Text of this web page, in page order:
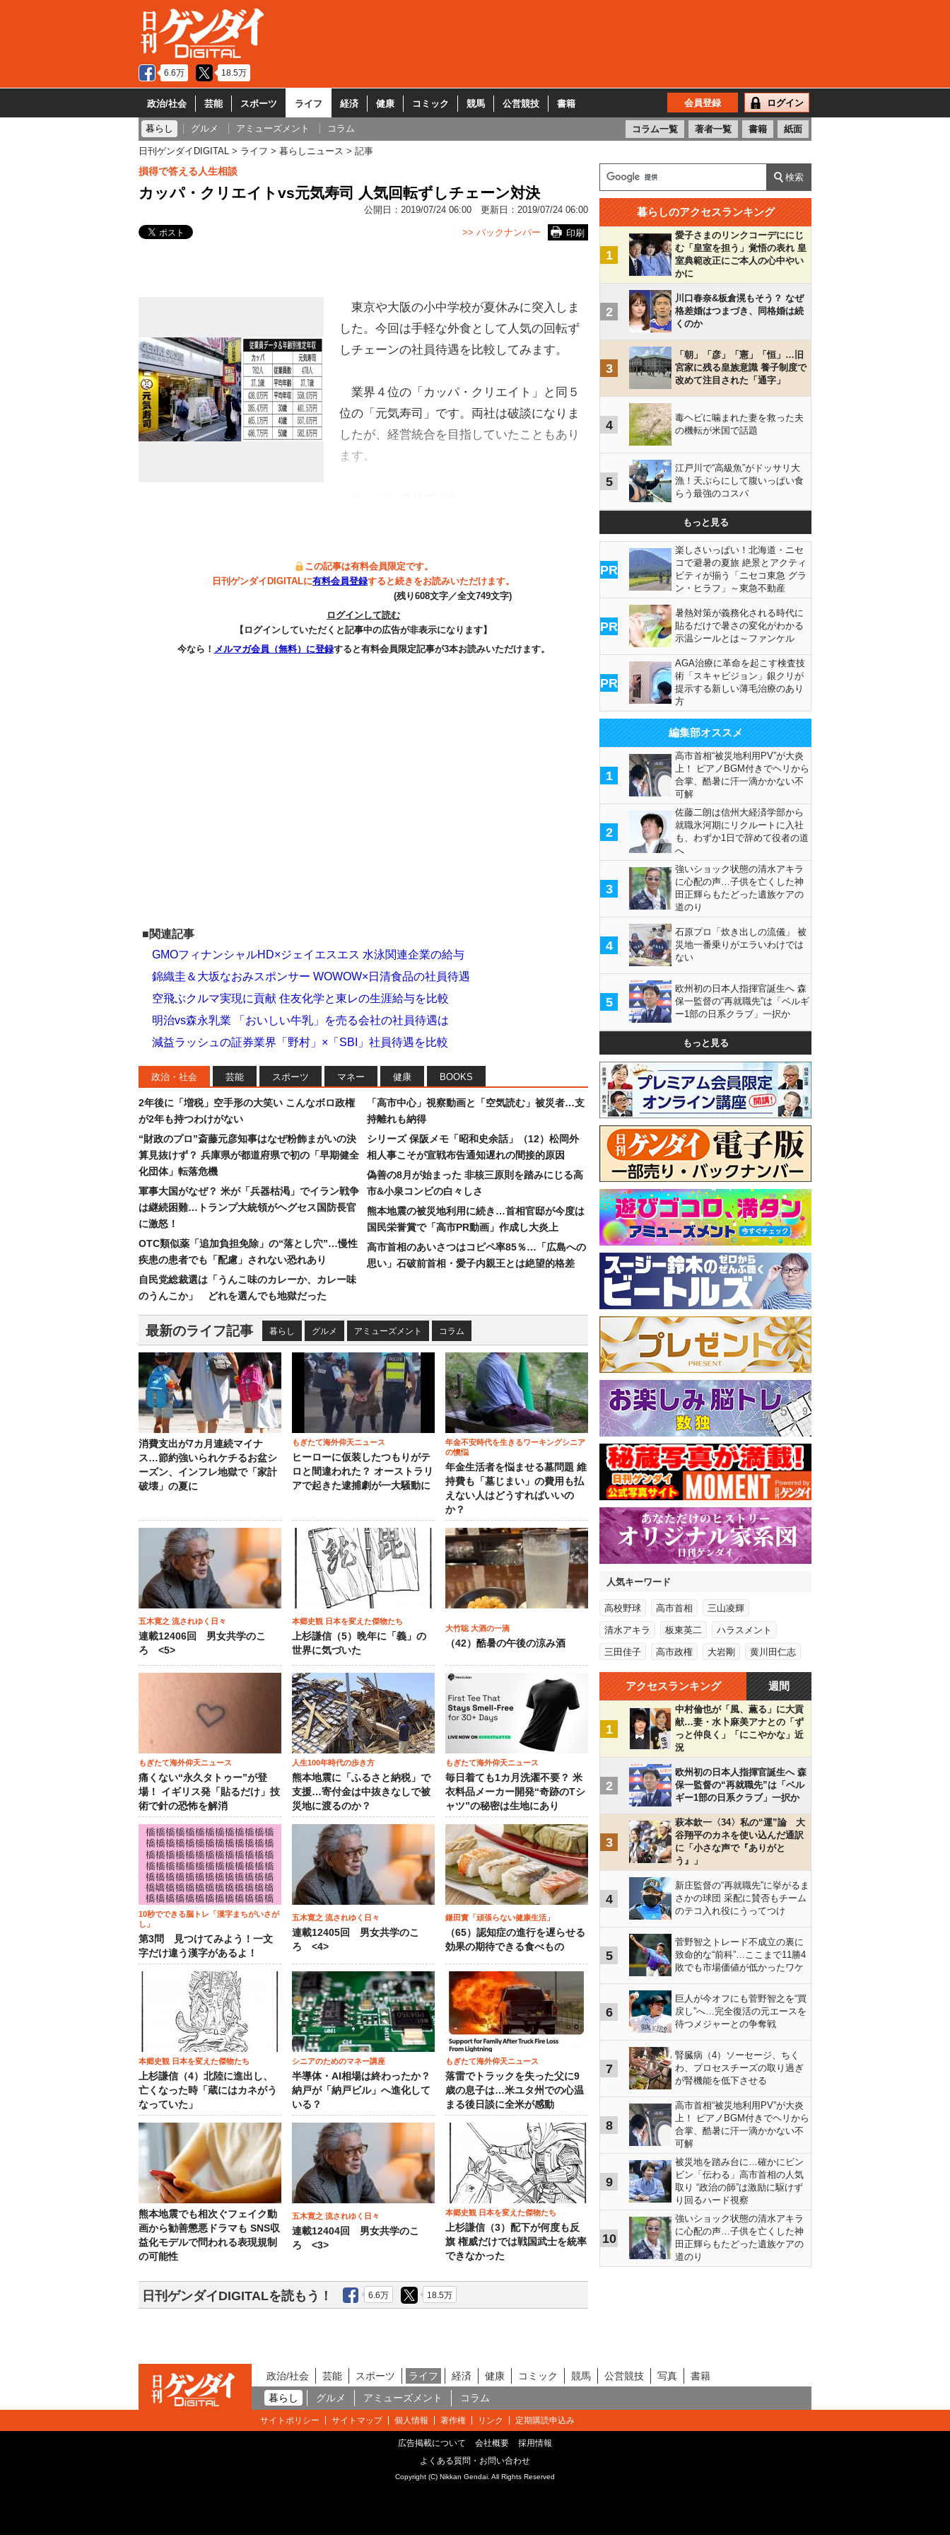
6.6万 18.5万
政治/社会 芸能 スポーツ ライフ 経済 健康 コミック 競馬 公営競技 書籍 会員登録 ログイン
暮らし グルメ アミューズメント コラム コラム一覧 著者一覧 書籍 紙面
日刊ゲンダイDIGITAL ライフ 暮らしニュース 記事
損得で答える人生相談
カッパ・クリエイトvs元気寿司 人気回転ずしチェーン対決
公開日： 2019/07/24 06:00 更新日： 2019/07/24 06:00
印刷
>> バックナンバー
東京や大阪の小中学校が夏休みに突入しま
した。今回は手軽な外食として人気の回転ず
しチェーンの社員待遇を比較してみます。
業界４位の「カッパ・クリエイト」と同５
位の「元気寿司」です。両社は破談になりま
したが、経営統合を目指していたこともあり
ます。
この記事は有料会員限定です。
日刊ゲンダイDIGITALに有料会員登録すると続きをお読みいただけます。
(残り608文字／全文749文字)
ログインして読む
【ログインしていただくと記事中の広告が非表示になります】
今なら！ メルマガ会員（無料）に登録すると有料会員限定記事が3本お読みいただけます。
■関連記事
GMOフィナンシャルHD×ジェイエスエス 水泳関連企業の給与
錦織圭＆大坂なおみスポンサー WOWOW×日清食品の社員待遇
空飛ぶクルマ実現に貢献 住友化学と東レの生涯給与を比較
明治vs森永乳業 「おいしい牛乳」を売る会社の社員待遇は
減益ラッシュの証券業界「野村」×「SBI」社員待遇を比較
政治・社会 芸能 スポーツ マネー 健康 BOOKS
2年後に「増税」空手形の大笑い こんなボロ政権
が2年も持つわけがない
“財政のプロ”斎藤元彦知事はなぜ粉飾まがいの決
算見抜けず？ 兵庫県が都道府県で初の「早期健全
化団体」転落危機
軍事大国がなぜ？ 米が「兵器枯渇」でイラン戦争
は継続困難…トランプ大統領がヘグセス国防長官
に激怒！
OTC類似薬「追加負担免除」の“落とし穴”…慢性
疾患の患者でも「配慮」されない恐れあり
自民党総裁選は「うんこ味のカレーか、カレー味
のうんこか」 どれを選んでも地獄だった
「高市中心」視察動画と「空気読む」被災者…支
持離れも納得
シリーズ 保阪メモ「昭和史余話」（12）松岡外
相人事こそが宣戦布告通知遅れの間接的原因
偽善の8月が始まった 非核三原則を踏みにじる高
市&小泉コンビの白々しさ
熊本地震の被災地利用に続き…首相官邸が今度は
国民栄誉賞で「高市PR動画」作成し大炎上
高市首相のあいさつはコピペ率85％…「広島への
思い」石破前首相・愛子内親王とは絶望的格差
最新のライフ記事 暮らし グルメ アミューズメント コラム
消費支出が7カ月連続マイナ
ス…節約強いられケチるお盆シ
ーズン、インフレ地獄で「家計
破壊」の夏に
もぎたて海外仰天ニュース
ヒーローに仮装したつもりがテ
ロと間違われた？ オーストラリ
アで起きた逮捕劇が一大騒動に
年金不安時代を生きるワーキングシニア
の懊悩
年金生活者を悩ませる墓問題 維
持費も「墓じまい」の費用も払
えない人はどうすればいいの
か？
五木寛之 流されゆく日々
連載12406回 男女共学のこ
ろ <5>
本郷史観 日本を変えた傑物たち
上杉謙信（5）晩年に「義」の
世界に気づいた
大竹聡 大酒の一滴
（42）酷暑の午後の涼み酒
もぎたて海外仰天ニュース
痛くない“永久タトゥー”が登
場！ イギリス発「貼るだけ」技
術で針の恐怖を解消
人生100年時代の歩き方
熊本地震に「ふるさと納税」で
支援…寄付金は中抜きなしで被
災地に渡るのか？
もぎたて海外仰天ニュース
毎日着ても1カ月洗濯不要？ 米
衣料品メーカー開発“奇跡のTシ
ャツ”の秘密は生地にあり
10秒でできる脳トレ「漢字まちがいさが
し」
第3問 見つけてみよう！一文
字だけ違う漢字があるよ！
五木寛之 流されゆく日々
連載12405回 男女共学のこ
ろ <4>
鎌田實「頑張らない健康生活」
（65）認知症の進行を遅らせる
効果の期待できる食べもの
本郷史観 日本を変えた傑物たち
上杉謙信（4）北陸に進出し、
亡くなった時「蔵にはカネがう
なっていた」
シニアのためのマネー講座
半導体・AI相場は終わったか？
納戸が「納戸ビル」へ進化して
いる？
もぎたて海外仰天ニュース
落雷でトラックを失った父に9
歳の息子は…米ユタ州での心温
まる後日談に全米が感動
熊本地震でも相次ぐフェイク動
画から勧善懲悪ドラマも SNS収
益化モデルで問われる表現規制
の可能性
五木寛之 流されゆく日々
連載12404回 男女共学のこ
ろ <3>
本郷史観 日本を変えた傑物たち
上杉謙信（3）配下が何度も反
旗 権威だけでは戦国武士を統率
できなかった
日刊ゲンダイDIGITALを読もう！ 6.6万 18.5万
暮らしのアクセスランキング
1
愛子さまのリンクコーデににじ
む「皇室を担う」覚悟の表れ 皇
室典範改正にご本人の心中やい
かに
2
川口春奈&板倉滉もそう？ なぜ
格差婚はつまづき、同格婚は続
くのか
3
「朝」「彦」「憲」「恒」…旧
宮家に残る皇族意識 養子制度で
改めて注目された「通字」
4
毒ヘビに噛まれた妻を救った夫
の機転が米国で話題
5
江戸川で“高級魚”がドッサリ大
漁！天ぷらにして腹いっぱい食
らう最強のコスパ
もっと見る
PR
楽しさいっぱい！北海道・ニセ
コで避暑の夏旅 絶景とアクティ
ビティが揃う「ニセコ東急 グラ
ン・ヒラフ」～東急不動産
PR
暑熱対策が義務化される時代に
貼るだけで暑さの変化がわかる
示温シールとは～ファンケル
PR
AGA治療に革命を起こす検査技
術「スキャビジョン」銀クリが
提示する新しい薄毛治療のあり
方
編集部オススメ
1
高市首相“被災地利用PV”が大炎
上！ ピアノBGM付きでヘリから
合掌、酷暑に汗一滴かかない不
可解
2
佐藤二朗は信州大経済学部から
就職氷河期にリクルートに入社
も、わずか1日で辞めて役者の道
へ
3
強いショック状態の清水アキラ
に心配の声…子供を亡くした神
田正輝らもたどった遺族ケアの
道のり
4
石原プロ「炊き出しの流儀」 被
災地一番乗りがエラいわけでは
ない
5
欧州初の日本人指揮官誕生へ 森
保一監督の“再就職先”は「ベルギ
ー1部の日系クラブ」一択か
もっと見る
人気キーワード
高校野球 高市首相 三山凌輝
清水アキラ 板東英二 ハラスメント
三田佳子 高市政権 大岩剛 黄川田仁志
アクセスランキング 週間
1
中村倫也が「風、薫る」に大貢
献…妻・水卜麻美アナとの「ず
っと仲良く」「にこやかな」近
況
2
欧州初の日本人指揮官誕生へ 森
保一監督の“再就職先”は「ベル
ギー1部の日系クラブ」一択か
3
萩本欽一〈34〉私の“運”論 大
谷翔平のカネを使い込んだ通訳
に「小さな声で『ありがと
う』」
4
新庄監督の“再就職先”に挙がるま
さかの球団 采配に賛否もチーム
のテコ入れ役にうってつけ
5
菅野智之トレード不成立の裏に
致命的な“前科”…ここまで11勝4
敗でも市場価値が低かったワケ
6
巨人が今オフにも菅野智之を“買
戻し”へ…完全復活の元エースを
待つメジャーとの争奪戦
7
腎臓病（4）ソーセージ、ちく
わ、プロセスチーズの取り過ぎ
が腎機能を低下させる
8
高市首相“被災地利用PV”が大炎
上！ ピアノBGM付きでヘリから
合掌、酷暑に汗一滴かかない不
可解
9
被災地を踏み台に…確かにビン
ビン「伝わる」高市首相の人気
取り “政治の師”は激励に駆けず
り回るハード視察
10
強いショック状態の清水アキラ
に心配の声…子供を亡くした神
田正輝らもたどった遺族ケアの
道のり
政治/社会 芸能 スポーツ ライフ 経済 健康 コミック 競馬 公営競技 写真
書籍
暮らし
グルメ アミューズメント コラム
サイトポリシー サイトマップ 個人情報 著作権 リンク 定期購読申込み
広告掲載について 会社概要
採用情報
よくある質問・お問い合わせ
Copyright (C) Nikkan Gendai. All Rights Reserved